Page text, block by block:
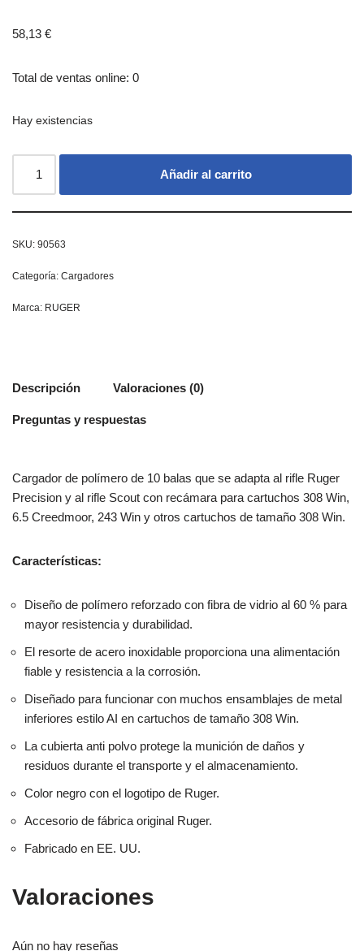
58,13 €
Total de ventas online: 0
Hay existencias
Añadir al carrito
SKU: 90563
Categoría: Cargadores
Marca: RUGER
Descripción Valoraciones (0)
Preguntas y respuestas
Cargador de polímero de 10 balas que se adapta al rifle Ruger
Precision y al rifle Scout con recámara para cartuchos 308 Win,
6.5 Creedmoor, 243 Win y otros cartuchos de tamaño 308 Win.
Características:
Diseño de polímero reforzado con fibra de vidrio al 60 % para
mayor resistencia y durabilidad.
El resorte de acero inoxidable proporciona una alimentación
fiable y resistencia a la corrosión.
Diseñado para funcionar con muchos ensamblajes de metal
inferiores estilo AI en cartuchos de tamaño 308 Win.
La cubierta anti polvo protege la munición de daños y
residuos durante el transporte y el almacenamiento.
Color negro con el logotipo de Ruger.
Accesorio de fábrica original Ruger.
Fabricado en EE. UU.
Valoraciones
Aún no hay reseñas